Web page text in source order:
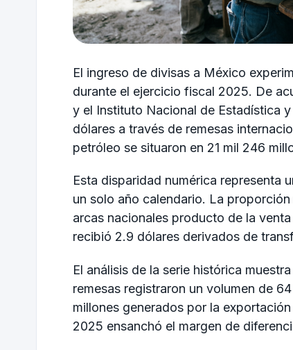
El ingreso de divisas a México
durante el ejercicio fiscal 2025. De
y el Instituto Nacional de Estadística
dólares a través de remesas
petróleo se situaron en 21 mil 246
Esta disparidad numérica representa
un solo año calendario. La
arcas nacionales producto de la
recibió 2.9 dólares derivados de
El análisis de la serie histórica
remesas registraron un volumen de
millones generados por la
2025 ensanchó el margen de